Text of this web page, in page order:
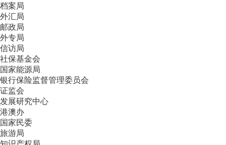
档案局
外汇局
邮政局
外专局
信访局
社保基金会
国家能源局
银行保险监督管理委员会
证监会
发展研究中心
港澳办
国家民委
旅游局